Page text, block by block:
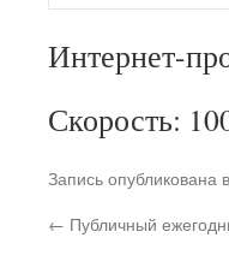
Интернет-
Скорость:
Запись опубликована
← Публичный